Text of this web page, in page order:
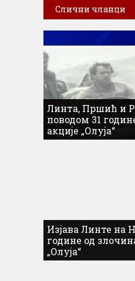
Слични чланци
Линта, Пршић и
поводом 31
акције „Олуја“
Изјава Линте на
године од
„Олуја“